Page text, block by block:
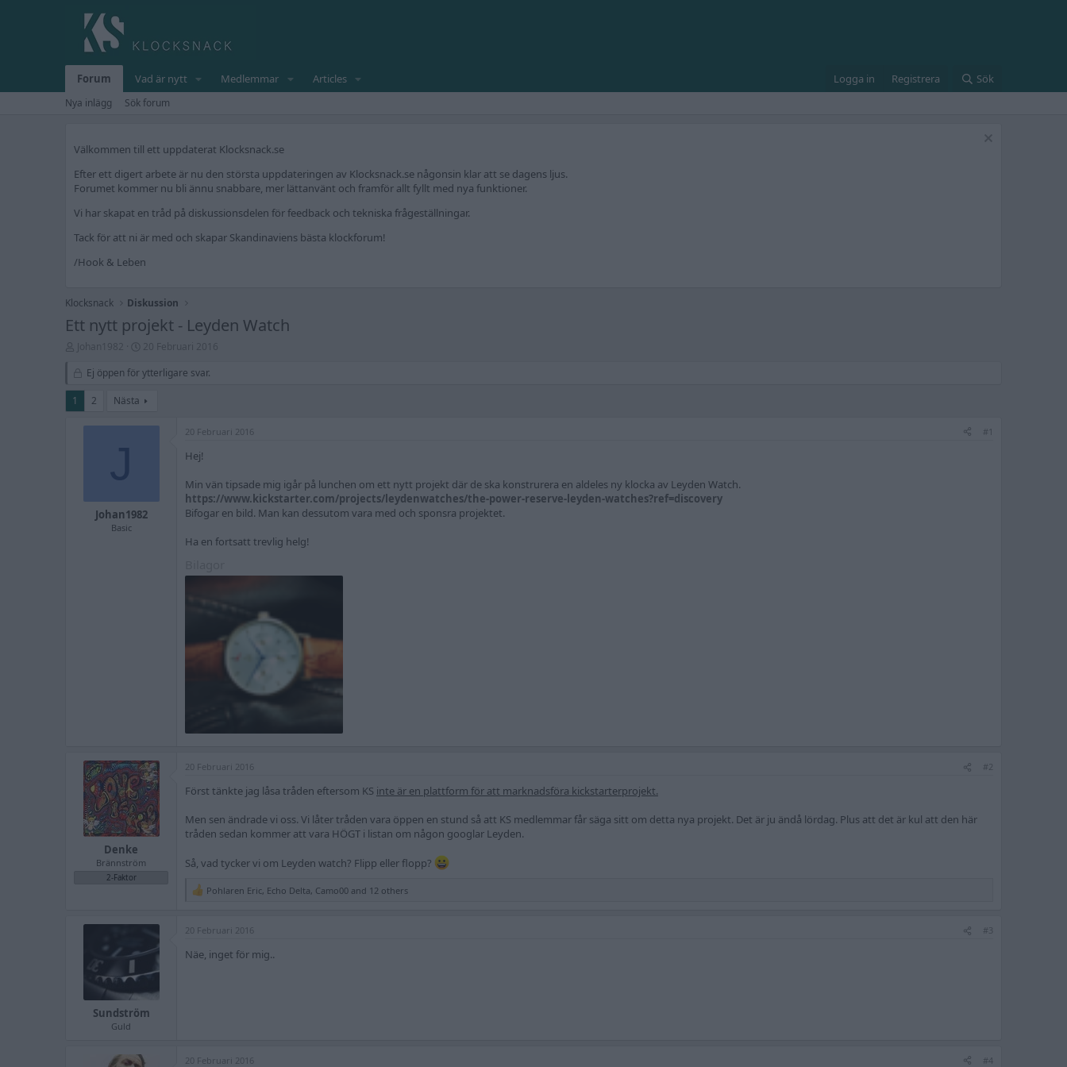
Forum Vad är nytt Medlemmar Articles Logga in Registrera Sök
Nya inlägg Sök forum
Välkommen till ett uppdaterat Klocksnack.se
Efter ett digert arbete är nu den största uppdateringen av Klocksnack.se någonsin klar att se dagens ljus.
Forumet kommer nu bli ännu snabbare, mer lättanvänt och framför allt fyllt med nya funktioner.
Vi har skapat en tråd på diskussionsdelen för feedback och tekniska frågeställningar.
Tack för att ni är med och skapar Skandinaviens bästa klockforum!
/Hook & Leben
Klocksnack Diskussion
Ett nytt projekt - Leyden Watch
å
t
a
t
Ej öppen för ytterligare svar.
1 2 Nästa
J
Johan1982
Basic
20 Februari 2016 #1
Hej!
Min vän tipsade mig igår på lunchen om ett nytt projekt där de ska konstrurera en aldeles ny klocka av Leyden Watch.
https://www.kickstarter.com/projects/leydenwatches/the-power-reserve-leyden-watches?ref=discovery
Bifogar en bild. Man kan dessutom vara med och sponsra projektet.
Ha en fortsatt trevlig helg!
Denke
Brännström
2-Faktor
20 Februari 2016 #2
Först tänkte jag låsa tråden eftersom KS inte är en plattform för att marknadsföra kickstarterprojekt.
Men sen ändrade vi oss. Vi låter tråden vara öppen en stund så att KS medlemmar får säga sitt om detta nya projekt. Det är ju ändå lördag. Plus att det är kul att den här
tråden sedan kommer att vara HÖGT i listan om någon googlar Leyden.
Så, vad tycker vi om Leyden watch? Flipp eller flopp?
R
c
i
Pohlaren Eric, Echo Delta, Camo00 and 12 others
Sundström
Guld
20 Februari 2016 #3
Näe, inget för mig..
20 Februari 2016 #4